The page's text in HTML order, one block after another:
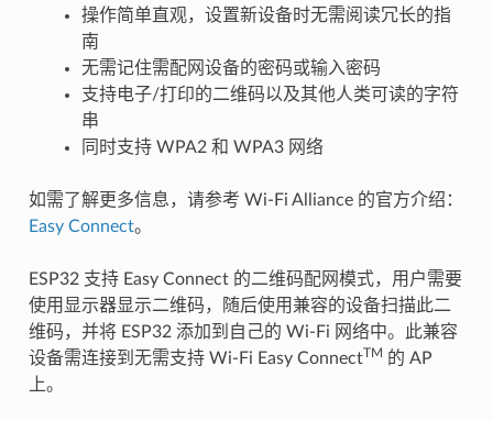
操作简单直观，设置新设备时无需阅读冗长的指
南
无需记住需配网设备的密码或输入密码
支持电子/打印的二维码以及其他人类可读的字符
串
同时支持 WPA2 和 WPA3 网络
如需了解更多信息，请参考 Wi-Fi Alliance 的官方介绍：
Easy Connect。
ESP32 支持 Easy Connect 的二维码配网模式，用户需要
使用显示器显示二维码，随后使用兼容的设备扫描此二
维码，并将 ESP32 添加到自己的 Wi-Fi 网络中。此兼容
设备需连接到无需支持 Wi-Fi Easy ConnectTM 的 AP
上。